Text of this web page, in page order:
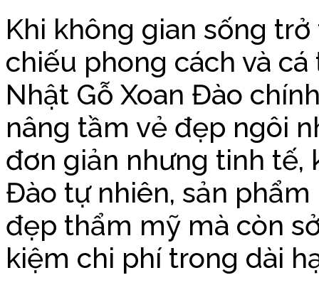
Khi không gian sống
chiếu phong cách và
Nhật Gỗ Xoan Đào
nâng tầm vẻ đẹp ngôi
đơn giản nhưng tinh tế,
Đào tự nhiên, sản
đẹp thẩm mỹ mà còn
kiệm chi phí trong dài